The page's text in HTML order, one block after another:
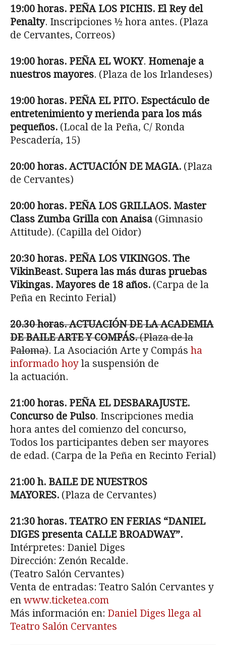
19:00 horas. PEÑA LOS PICHIS. El Rey del
Penalty. Inscripciones ½ hora antes. (Plaza
de Cervantes, Correos)
19:00 horas. PEÑA EL WOKY. Homenaje a
nuestros mayores. (Plaza de los Irlandeses)
19:00 horas. PEÑA EL PITO. Espectáculo de
entretenimiento y merienda para los más
pequeños. (Local de la Peña, C/ Ronda
Pescadería, 15)
20:00 horas. ACTUACIÓN DE MAGIA. (Plaza
de Cervantes)
20:00 horas. PEÑA LOS GRILLAOS. Master
Class Zumba Grilla con Anaisa (Gimnasio
Attitude). (Capilla del Oidor)
20:30 horas. PEÑA LOS VIKINGOS. The
VikinBeast. Supera las más duras pruebas
Vikingas. Mayores de 18 años. (Carpa de la
Peña en Recinto Ferial)
20.30 horas. ACTUACIÓN DE LA ACADEMIA
DE BAILE ARTE Y COMPÁS.(Plaza de la
Paloma). La Asociación Arte y Compás ha
informado hoy la suspensión de
la actuación.
21:00 horas. PEÑA EL DESBARAJUSTE.
Concurso de Pulso. Inscripciones media
hora antes del comienzo del concurso,
Todos los participantes deben ser mayores
de edad. (Carpa de la Peña en Recinto Ferial)
21:00 h. BAILE DE NUESTROS
MAYORES. (Plaza de Cervantes)
21:30 horas. TEATRO EN FERIAS “DANIEL
DIGES presenta CALLE BROADWAY”.
Intérpretes: Daniel Diges
Dirección: Zenón Recalde.
(Teatro Salón Cervantes)
Venta de entradas: Teatro Salón Cervantes y
en www.ticketea.com
Más información en: Daniel Diges llega al
Teatro Salón Cervantes